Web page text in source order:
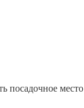
посадочное